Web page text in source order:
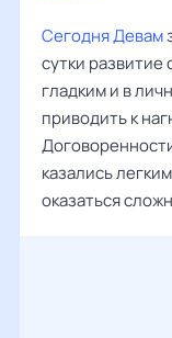
Сегодня Девам
сутки развитие
гладким и в
приводить к
казались
оказаться